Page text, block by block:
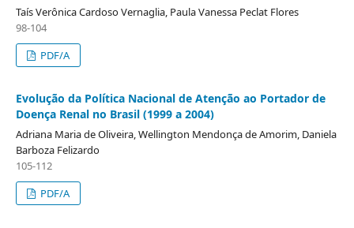
Taís Verônica Cardoso Vernaglia, Paula Vanessa Peclat Flores
98-104
PDF/A
Evolução da Política Nacional de Atenção ao Portador de
Doença Renal no Brasil (1999 a 2004)
Adriana Maria de Oliveira, Wellington Mendonça de Amorim, Daniela
Barboza Felizardo
105-112
PDF/A